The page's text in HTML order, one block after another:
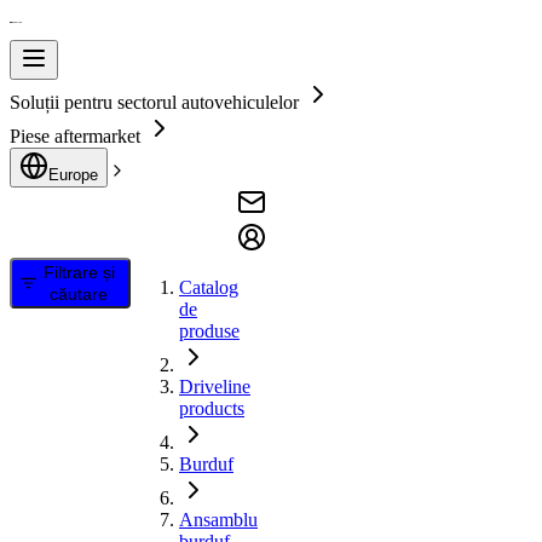
Soluții pentru sectorul autovehiculelor
Piese aftermarket
Europe
Filtrare și
căutare
Catalog
de
produse
Driveline
products
Burduf
Ansamblu